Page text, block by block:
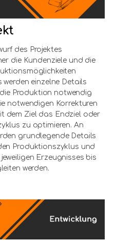
des Projektes
die Kundenziele und die
einzelne Details
Produktion notwendig
notwendigen Korrekturen
dem Ziel das Endziel oder
zu optimieren. An
grundlegende Details
Produktionszyklus und
Erzeugnisses bis
werden.